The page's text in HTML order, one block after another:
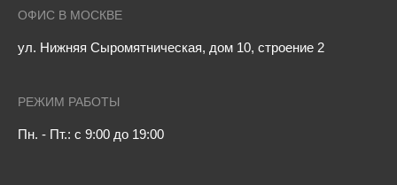
ОФИС В МОСКВЕ
ул. Нижняя Сыромятническая, дом 10, строение 2
РЕЖИМ РАБОТЫ
Пн. - Пт.: с 9:00 до 19:00